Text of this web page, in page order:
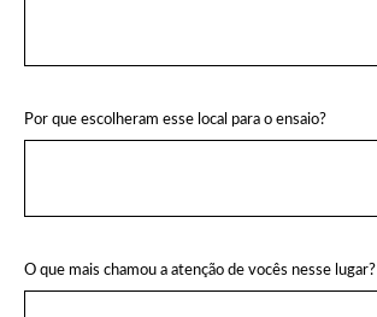
Por que escolheram esse local para o ensaio?
O que mais chamou a atenção de vocês nesse lugar?